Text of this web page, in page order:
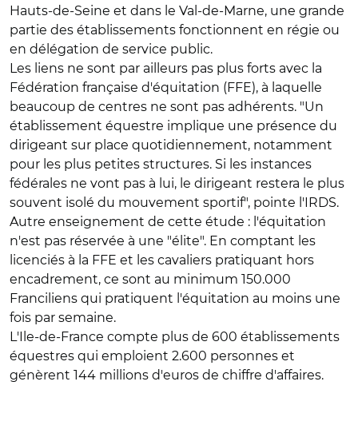
Hauts-de-Seine et dans le Val-de-Marne, une grande
partie des établissements fonctionnent en régie ou
en délégation de service public.
Les liens ne sont par ailleurs pas plus forts avec la
Fédération française d'équitation (FFE), à laquelle
beaucoup de centres ne sont pas adhérents. "Un
établissement équestre implique une présence du
dirigeant sur place quotidiennement, notamment
pour les plus petites structures. Si les instances
fédérales ne vont pas à lui, le dirigeant restera le plus
souvent isolé du mouvement sportif", pointe l'IRDS.
Autre enseignement de cette étude : l'équitation
n'est pas réservée à une "élite". En comptant les
licenciés à la FFE et les cavaliers pratiquant hors
encadrement, ce sont au minimum 150.000
Franciliens qui pratiquent l'équitation au moins une
fois par semaine.
L'Ile-de-France compte plus de 600 établissements
équestres qui emploient 2.600 personnes et
génèrent 144 millions d'euros de chiffre d'affaires.